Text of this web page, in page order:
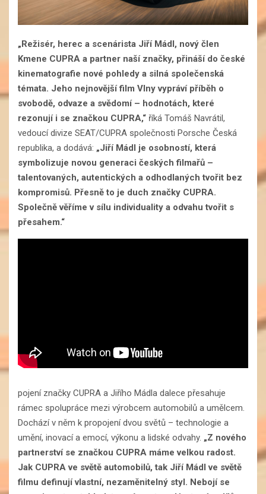
„Režisér, herec a scenárista Jiří Mádl, nový člen
Kmene CUPRA a partner naší značky, přináší do české
kinematografie nové pohledy a silná společenská
témata. Jeho nejnovější film Vlny vypráví příběh o
svobodě, odvaze a svědomí – hodnotách, které
rezonují i se značkou CUPRA,“ říká Tomáš Navrátil,
vedoucí divize SEAT/CUPRA společnosti Porsche Česká
republika, a dodává: „Jiří Mádl je osobností, která
symbolizuje novou generaci českých filmařů –
talentovaných, autentických a odhodlaných tvořit bez
kompromisů. Přesně to je duch značky CUPRA.
Společně věříme v sílu individuality a odvahu tvořit s
přesahem.“
pojení značky CUPRA a Jiřího Mádla dalece přesahuje
rámec spolupráce mezi výrobcem automobilů a umělcem.
Dochází v něm k propojení dvou světů – technologie a
umění, inovací a emocí, výkonu a lidské odvahy. „Z nového
partnerství se značkou CUPRA máme velkou radost.
Jak CUPRA ve světě automobilů, tak Jiří Mádl ve světě
filmu definují vlastní, nezaměnitelný styl. Nebojí se